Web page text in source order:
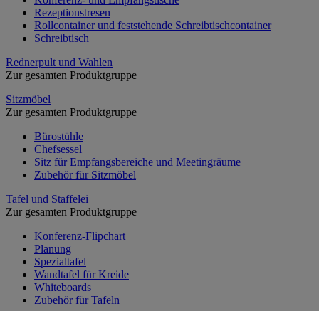
Rezeptionstresen
Rollcontainer und feststehende Schreibtischcontainer
Schreibtisch
Rednerpult und Wahlen
Zur gesamten Produktgruppe
Sitzmöbel
Zur gesamten Produktgruppe
Bürostühle
Chefsessel
Sitz für Empfangsbereiche und Meetingräume
Zubehör für Sitzmöbel
Tafel und Staffelei
Zur gesamten Produktgruppe
Konferenz-Flipchart
Planung
Spezialtafel
Wandtafel für Kreide
Whiteboards
Zubehör für Tafeln